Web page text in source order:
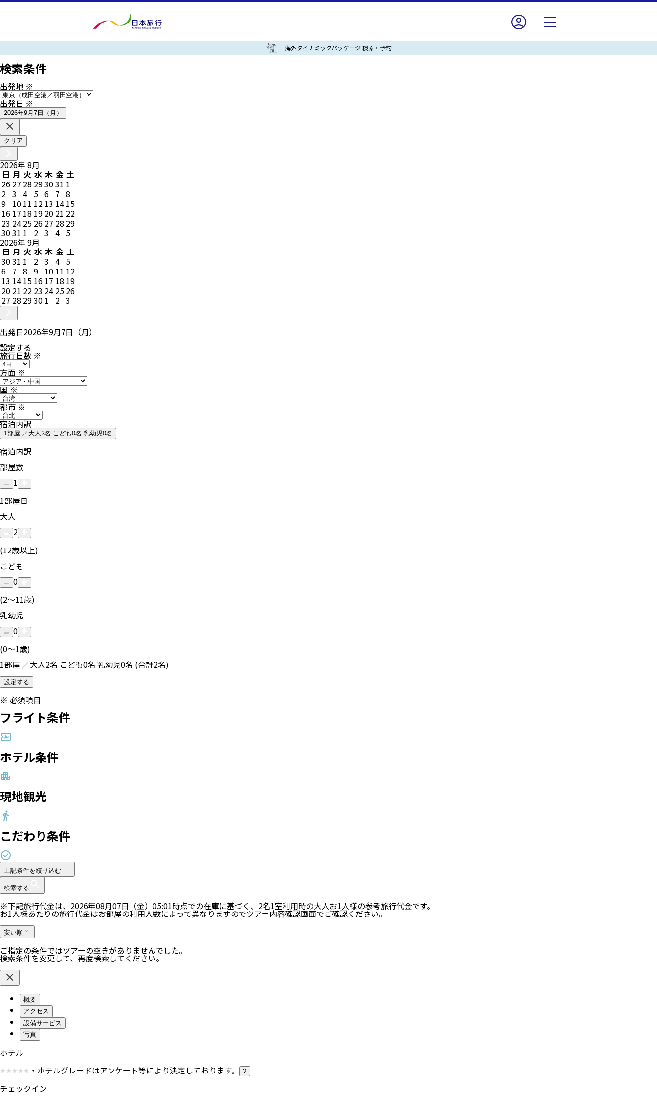
海外ダイナミックパッケージ 検索・予約
検索条件
出発地 ※
出発日※
2026年9月7日（月）
クリア
2026年 8月
日 月 火 水 木 金 土
26 27 28 293031 1
2 3 4 5 6 7 8
9 10 11 12 13 14 15
16 17 18 19 20 21 22
23 24 25 26 27 28 29
3031 1 2 3 4 5
2026年 9月
日 月 火 水 木 金 土
3031 1 2 3 4 5
6 7 8 9 10 11 12
13 14 15 16 17 18 19
20 21 22 23 24 25 26
27 28 2930 1 2 3
出発日2026年9月7日（月）
設定する
旅行日数 ※
方面※
国※
都市※
宿泊内訳
1部屋 ／大人2名 こども0名 乳幼児0名
宿泊内訳
部屋数
1
1部屋目
大人
2
(12歳以上)
こども
0
(2〜11歳)
乳幼児
0
(0〜1歳)
1部屋 ／大人2名 こども0名 乳幼児0名 (合計2名)
設定する
※ 必須項目
フライト条件
ホテル条件
現地観光
こだわり条件
上記条件を絞り込む
検索する
※下記旅行代金は、 2026年08月07日（金）05:01時点での在庫に基づく、 2名1室利用時の大人お1人様の参考旅行代金です。
お1人様あたりの旅行代金はお部屋の利用人数によって異なりますのでツアー内容確認画面でご確認ください。
安い順
ご指定の条件ではツアーの空きがありませんでした。
検索条件を変更して、再度検索してください。
概要
アクセス
設備サービス
写真
ホテル
・ホテルグレードはアンケート等により決定しております。
?
チェックイン